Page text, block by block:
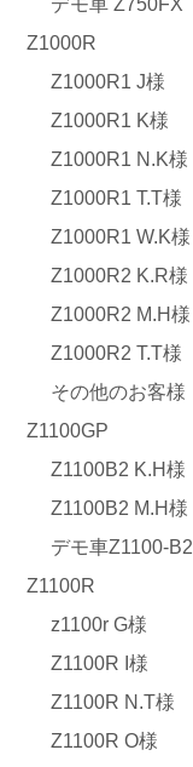
Z1000R
Z1000R1 J様
Z1000R1 K様
Z1000R1 N.K様
Z1000R1 T.T様
Z1000R1 W.K様
Z1000R2 K.R様
Z1000R2 M.H様
Z1000R2 T.T様
その他のお客様
Z1100GP
Z1100B2 K.H様
Z1100B2 M.H様
デモ車Z1100-B2
Z1100R
z1100r G様
Z1100R I様
Z1100R N.T様
Z1100R O様